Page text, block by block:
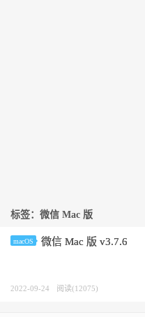
标签：微信 Mac 版
macOS 微信 Mac 版 v3.7.6
2022-09-24 阅读(12075)